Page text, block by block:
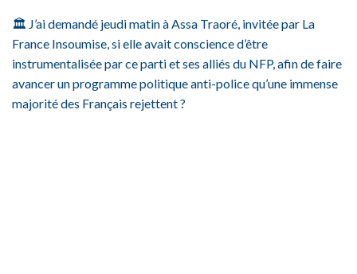
🏛️ J’ai demandé jeudi matin à Assa Traoré, invitée par La
France Insoumise, si elle avait conscience d’être
instrumentalisée par ce parti et ses alliés du NFP, afin de faire
avancer un programme politique anti-police qu’une immense
majorité des Français rejettent ?